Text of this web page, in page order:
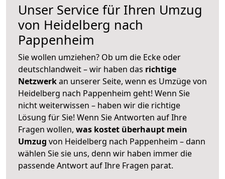
Unser Service für Ihren Umzug
von Heidelberg nach
Pappenheim
Sie wollen umziehen? Ob um die Ecke oder
deutschlandweit – wir haben das richtige
Netzwerkan unserer Seite, wenn es Umzüge von
Heidelberg nach Pappenheim geht! Wenn Sie
nicht weiterwissen – haben wir die richtige
Lösung für Sie! Wenn Sie Antworten auf Ihre
Fragen wollen, was kostet überhaupt mein
Umzug von Heidelberg nach Pappenheim – dann
wählen Sie sie uns, denn wir haben immer die
passende Antwort auf Ihre Fragen parat.